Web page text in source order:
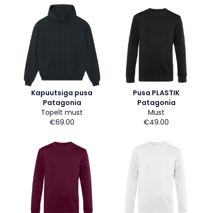
Kapuutsiga pusa
Patagonia
Topelt must
€69.00
Pusa PLASTIK
Patagonia
Must
€49.00